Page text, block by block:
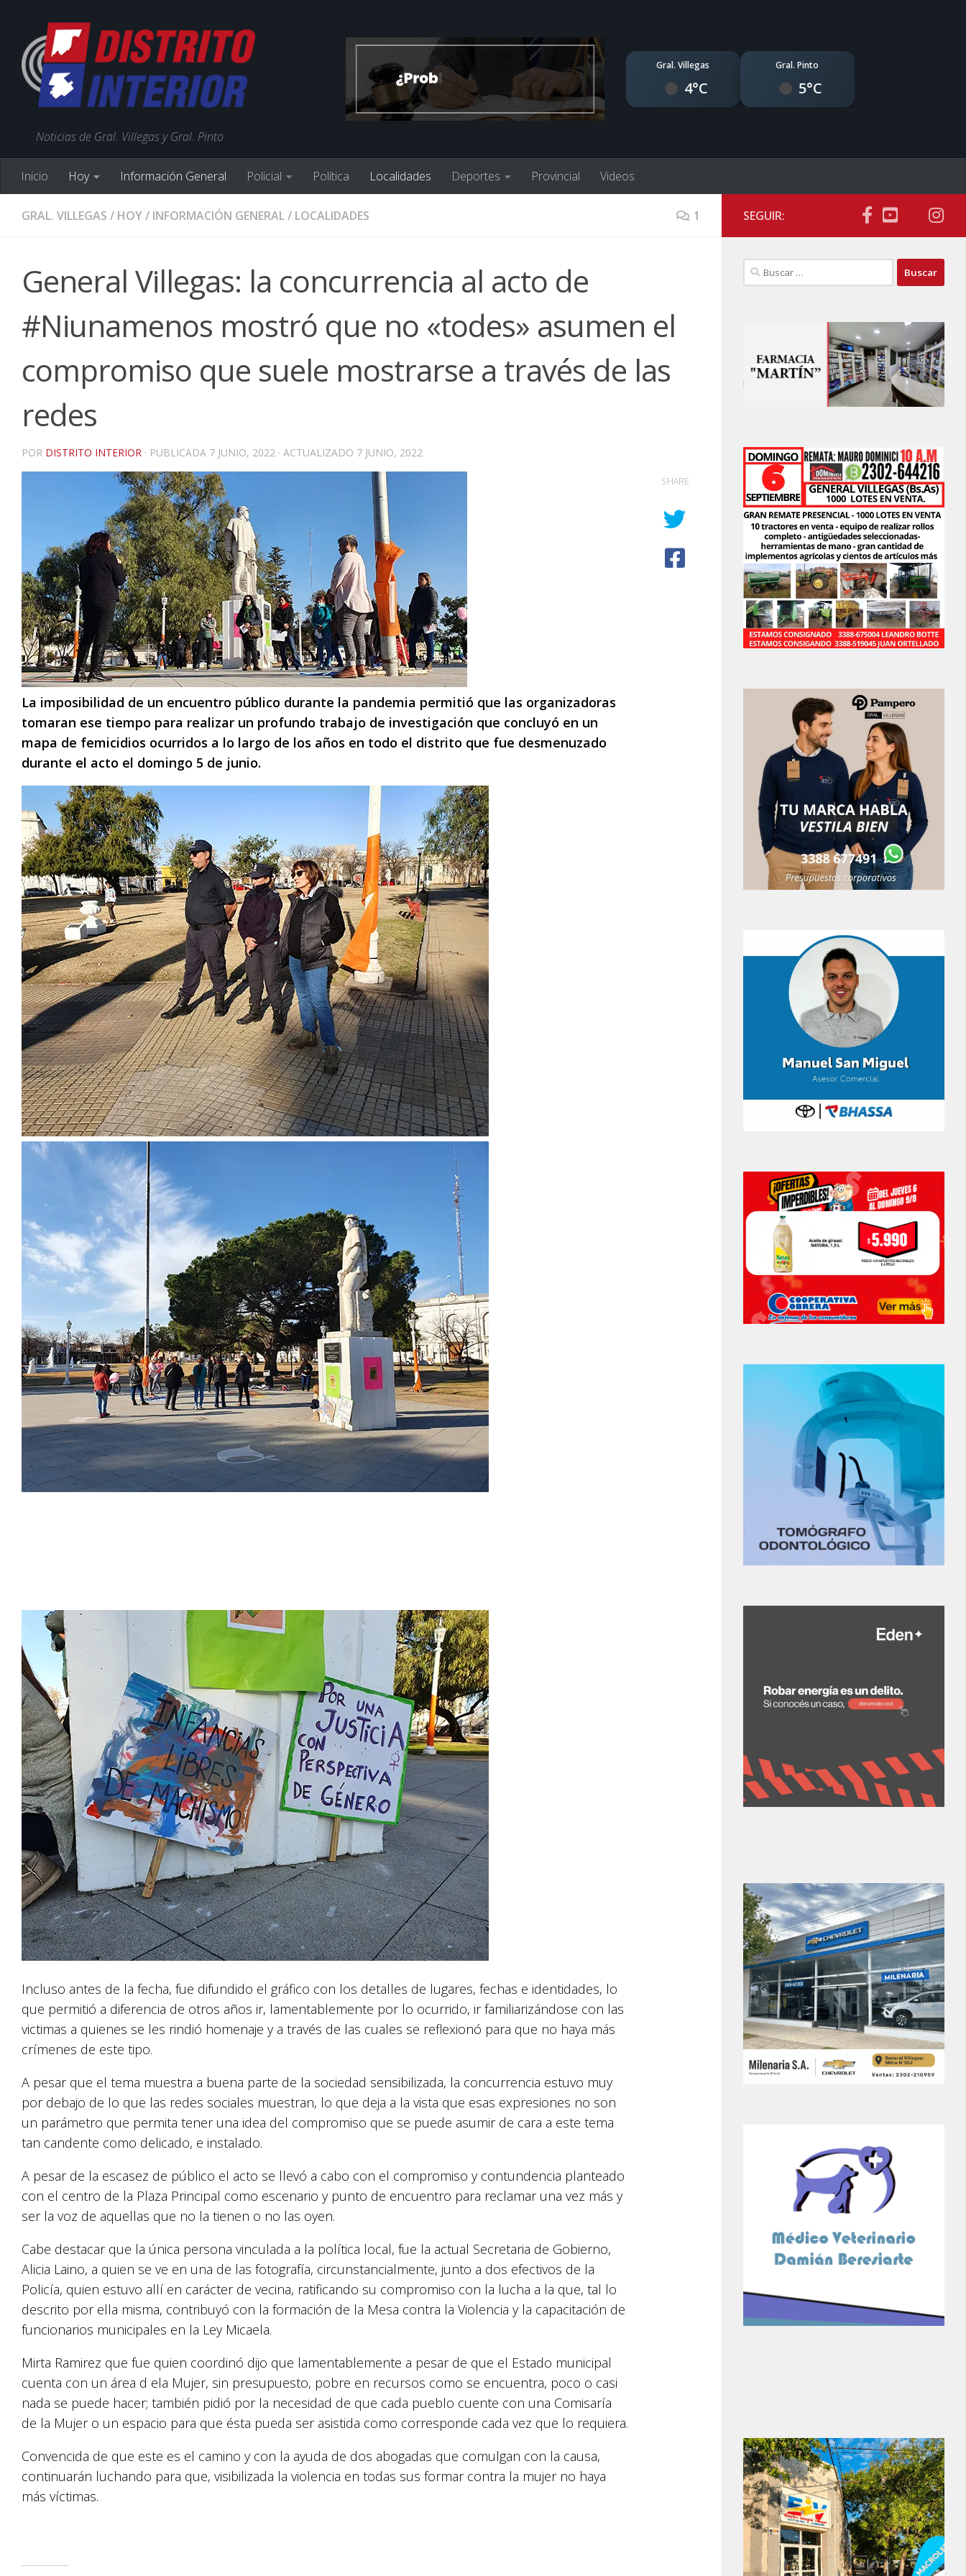
Noticias de Gral. Villegas y Gral. Pinto
Gral. Villegas
4°C
Gral. Pinto
5°C
Inicio Hoy Información General Policial Política Localidades Deportes Provincial Videos
GRAL. VILLEGAS / HOY/ INFORMACIÓN GENERAL/ LOCALIDADES 1
General Villegas: la concurrencia al acto de
#Niunamenos mostró que no «todes» asumen el
compromiso que suele mostrarse a través de las
redes
POR DISTRITO INTERIOR · PUBLICADA 7 JUNIO, 2022 · ACTUALIZADO 7 JUNIO, 2022
La imposibilidad de un encuentro público durante la pandemia permitió que las organizadoras
tomaran ese tiempo para realizar un profundo trabajo de investigación que concluyó en un
mapa de femicidios ocurridos a lo largo de los años en todo el distrito que fue desmenuzado
durante el acto el domingo 5 de junio.
Incluso antes de la fecha, fue difundido el gráfico con los detalles de lugares, fechas e identidades, lo
que permitió a diferencia de otros años ir, lamentablemente por lo ocurrido, ir familiarizándose con las
victimas a quienes se les rindió homenaje y a través de las cuales se reflexionó para que no haya más
crímenes de este tipo.
A pesar que el tema muestra a buena parte de la sociedad sensibilizada, la concurrencia estuvo muy
por debajo de lo que las redes sociales muestran, lo que deja a la vista que esas expresiones no son
un parámetro que permita tener una idea del compromiso que se puede asumir de cara a este tema
tan candente como delicado, e instalado.
A pesar de la escasez de público el acto se llevó a cabo con el compromiso y contundencia planteado
con el centro de la Plaza Principal como escenario y punto de encuentro para reclamar una vez más y
ser la voz de aquellas que no la tienen o no las oyen.
Cabe destacar que la única persona vinculada a la política local, fue la actual Secretaria de Gobierno,
Alicia Laino, a quien se ve en una de las fotografía, circunstancialmente, junto a dos efectivos de la
Policía, quien estuvo allí en carácter de vecina, ratificando su compromiso con la lucha a la que, tal lo
descrito por ella misma, contribuyó con la formación de la Mesa contra la Violencia y la capacitación de
funcionarios municipales en la Ley Micaela.
Mirta Ramirez que fue quien coordinó dijo que lamentablemente a pesar de que el Estado municipal
cuenta con un área d ela Mujer, sin presupuesto, pobre en recursos como se encuentra, poco o casi
nada se puede hacer; también pidió por la necesidad de que cada pueblo cuente con una Comisaría
de la Mujer o un espacio para que ésta pueda ser asistida como corresponde cada vez que lo requiera.
Convencida de que este es el camino y con la ayuda de dos abogadas que comulgan con la causa,
continuarán luchando para que, visibilizada la violencia en todas sus formar contra la mujer no haya
más víctimas.
SHARE
SEGUIR:
Buscar: